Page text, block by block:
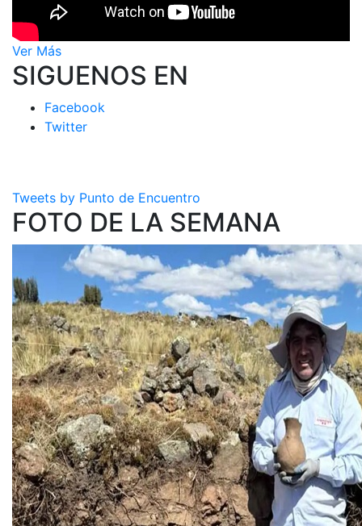
Ver Más
SIGUENOS EN
Facebook
Twitter
Tweets by Punto de Encuentro
FOTO DE LA SEMANA